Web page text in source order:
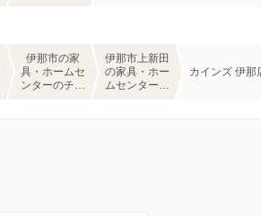
伊那市の家
具・ホームセ
ンターのチラ
伊那市上新田
の家具・ホー
ムセンターの
カインズ 伊那